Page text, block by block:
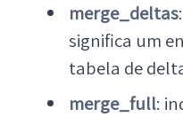
merge_deltas
significa um
tabela de
merge_full: